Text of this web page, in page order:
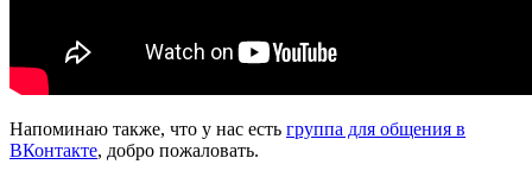
Напоминаю также, что у нас есть группа для общения в
ВКонтакте, добро пожаловать.